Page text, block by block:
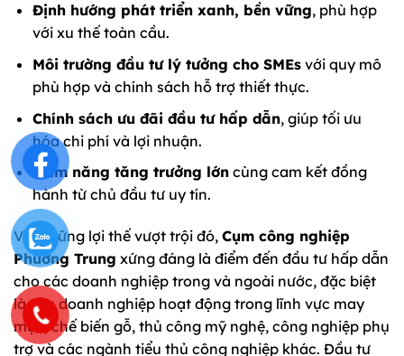
Định hướng phát triển xanh, bền vững, phù hợp
với xu thế toàn cầu.
Môi trường đầu tư lý tưởng cho SMEsvới quy mô
phù hợp và chính sách hỗ trợ thiết thực.
Chính sách ưu đãi đầu tư hấp dẫn, giúp tối ưu
hóa chi phí và lợi nhuận.
Tiềm năng tăng trưởng lớncùng cam kết đồng
hành từ chủ đầu tư uy tín.
Với những lợi thế vượt trội đó, Cụm công nghiệp
Phương Trung xứng đáng là điểm đến đầu tư hấp dẫn
cho các doanh nghiệp trong và ngoài nước, đặc biệt
là các doanh nghiệp hoạt động trong lĩnh vực may
mặc, chế biến gỗ, thủ công mỹ nghệ, công nghiệp phụ
trợ và các ngành tiểu thủ công nghiệp khác. Đầu tư